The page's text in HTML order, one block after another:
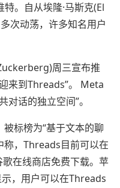
。自从埃隆·马斯克(El
次动荡，许多知名用户
周三宣布推
来到Threads”。 Meta
话的独立空间”。
标榜为“基于文本的聊
称，Threads目前可以在
在线商店免费下载。苹
，用户可以在Threads